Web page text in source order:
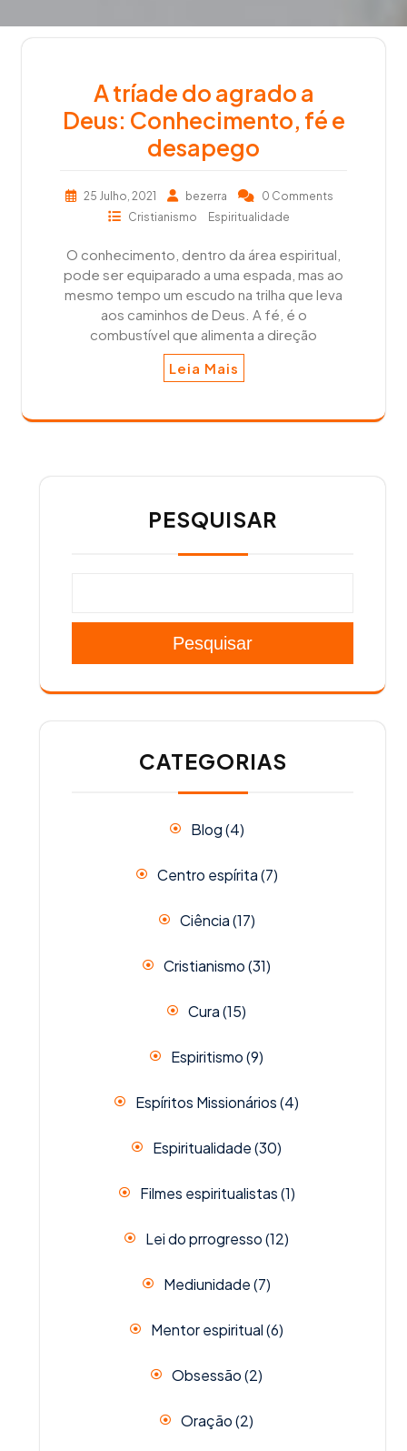
A tríade do agrado a
Deus: Conhecimento, fé e
desapego
25 Julho, 2021 bezerra
0 Comments
Cristianismo
Espiritualidade
O conhecimento, dentro da área espiritual,
pode ser equiparado a uma espada, mas ao
mesmo tempo um escudo na trilha que leva
aos caminhos de Deus. A fé, é o
combustível que alimenta a direção
Leia Mais
PESQUISAR
Pesquisar
CATEGORIAS
Blog(4)
Centro espírita(7)
Ciência(17)
Cristianismo(31)
Cura(15)
Espiritismo(9)
Espíritos Missionários(4)
Espiritualidade(30)
Filmes espiritualistas(1)
Lei do prrogresso(12)
Mediunidade(7)
Mentor espiritual(6)
Obsessão(2)
Oração(2)